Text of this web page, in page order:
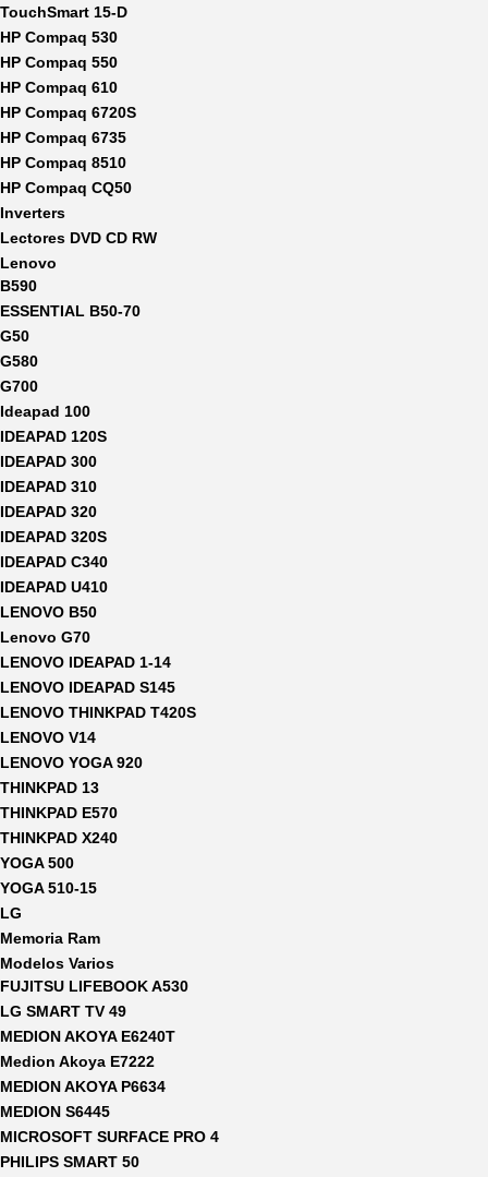
TouchSmart 15-D
HP Compaq 530
HP Compaq 550
HP Compaq 610
HP Compaq 6720S
HP Compaq 6735
HP Compaq 8510
HP Compaq CQ50
Inverters
Lectores DVD CD RW
Lenovo
B590
ESSENTIAL B50-70
G50
G580
G700
Ideapad 100
IDEAPAD 120S
IDEAPAD 300
IDEAPAD 310
IDEAPAD 320
IDEAPAD 320S
IDEAPAD C340
IDEAPAD U410
LENOVO B50
Lenovo G70
LENOVO IDEAPAD 1-14
LENOVO IDEAPAD S145
LENOVO THINKPAD T420S
LENOVO V14
LENOVO YOGA 920
THINKPAD 13
THINKPAD E570
THINKPAD X240
YOGA 500
YOGA 510-15
LG
Memoria Ram
Modelos Varios
FUJITSU LIFEBOOK A530
LG SMART TV 49
MEDION AKOYA E6240T
Medion Akoya E7222
MEDION AKOYA P6634
MEDION S6445
MICROSOFT SURFACE PRO 4
PHILIPS SMART 50